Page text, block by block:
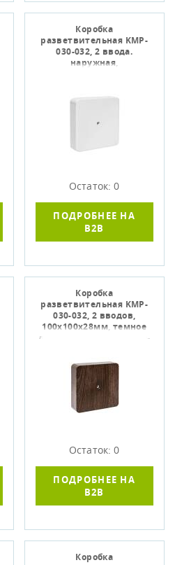
Коробка
разветвительная KMP-
030-032, 2 ввода.
наружная,
Остаток: 0
ПОДРОБНЕЕ НА
B2B
Коробка
разветвительная KMP-
030-032, 2 вводов,
100х100х28мм, темное
дерево, EKF plc-kmr-030-
Остаток: 0
ПОДРОБНЕЕ НА
B2B
Коробка